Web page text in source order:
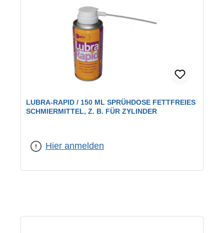
LUBRA-RAPID / 150 ML SPRÜHDOSE FETTFREIES
SCHMIERMITTEL, Z. B. FÜR ZYLINDER
Hier anmelden